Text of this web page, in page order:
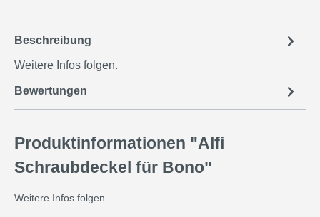
Beschreibung
Weitere Infos folgen.
Bewertungen
Produktinformationen "Alfi
Schraubdeckel für Bono"
Weitere Infos folgen.